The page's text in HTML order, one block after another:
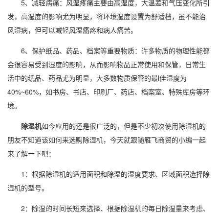
5、减轻病痛：风湿疼痛主要由高湿度，大温差和气压变化所引
发，高湿度的影响尤为明显，将环境湿度设置为舒适档，虽不能治
风湿病，但可以减轻风湿痛疼和病人痛苦。
6、保护纸品、药品、档案等重要物质：许多物质的物理性能都
会很容易受到湿度的影响，从而影响物品正常使用和保管，日常生
活中的纸品、药品尤为明显，大多数物质保管的最l佳湿度为
40%~60%，如书房、书店、 印刷厂、药店、档案室、特殊库房等环
境。
除湿机如今应用的还是很广泛的，但是不少初次使用除湿机的
朋友不知道该如何来选购除湿机，今天就跟随雁飞商贸的小编一起
来了解一下吧：
1：根据除湿机的适用面积和除湿的湿度要求、区域面积选择除
湿机的型号。
2：除湿的时间长短来选择、根据除湿机的每日除湿量来考虑、